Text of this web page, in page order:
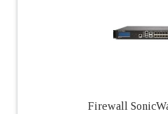
Firewall